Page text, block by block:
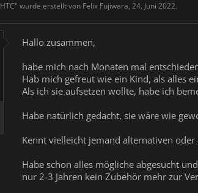
HTC" wurde erstellt von Felix Fujiwara, 24. Juni 2022.
Hallo zusammen,
habe mich nach Monaten mal
Hab mich gefreut wie ein Kind, als alles
Als ich sie aufsetzen wollte, habe ich
Habe natürlich gedacht, sie wäre wie
Kennt vielleicht jemand alternativen oder
Habe schon alles mögliche abgesucht
nur 2-3 Jahren kein Zubehör mehr zur